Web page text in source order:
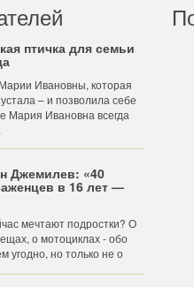
птичка для семьи
Ивановны, которая
– и позволила себе
Мария Ивановна всегда
Джемилев: «40
в 16 лет —
мечтают подростки? О
о мотоциклах - обо
угодно, но только не о